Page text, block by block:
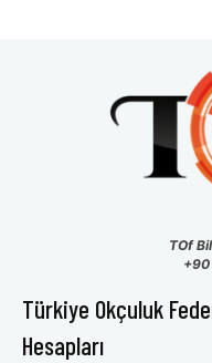
TOf
Türkiye Okçuluk
Hesapları